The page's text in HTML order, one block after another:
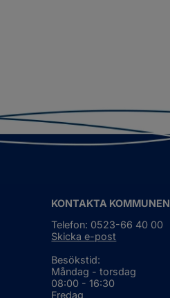
KONTAKTA KOMMUNEN
Telefon: 0523-66 40 00
Skicka e-post
Besökstid:
Måndag - torsdag
08:00 - 16:30
Fredag